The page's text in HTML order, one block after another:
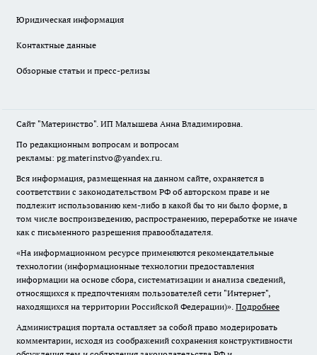
Юридическая информация
Контактные данные
Обзорные статьи и пресс-релизы
Сайт "Материнство". ИП Малышева Анна Владимировна.
По редакционным вопросам и вопросам
рекламы: pg.materinstvo@yandex.ru.
Вся информация, размещенная на данном сайте, охраняется в
соответствии с законодательством РФ об авторском праве и не
подлежит использованию кем-либо в какой бы то ни было форме, в
том числе воспроизведению, распространению, переработке не иначе
как с письменного разрешения правообладателя.
«На информационном ресурсе применяются рекомендательные
технологии (информационные технологии предоставления
информации на основе сбора, систематизации и анализа сведений,
относящихся к предпочтениям пользователей сети "Интернет",
находящихся на территории Российской Федерации)». Подробнее
Администрация портала оставляет за собой право модерировать
комментарии, исходя из соображений сохранения конструктивности